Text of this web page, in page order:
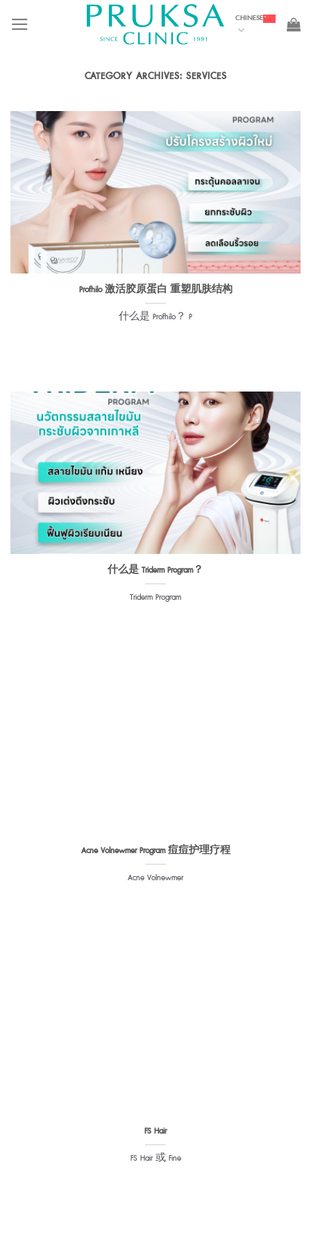
CHINESE
CATEGORY ARCHIVES:SERVICES
Profhilo 激活胶原蛋白 重塑肌肤结构
什么是 Profhilo？ P
什么是 Triderm Program？
Triderm Program
Acne Volnewmer Program 痘痘护理疗程
Acne Volnewmer
FS Hair
FS Hair 或 Fine